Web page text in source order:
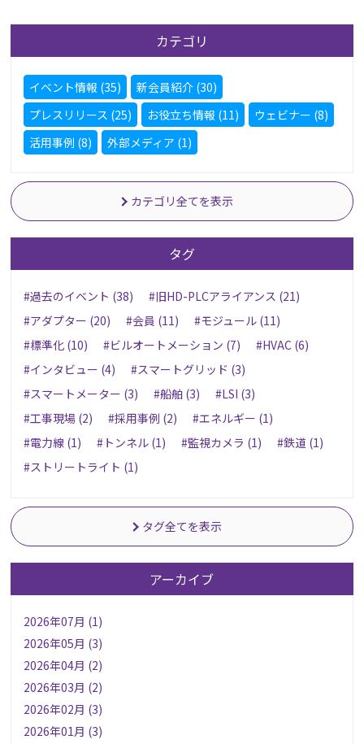
カテゴリ
イベント情報 (35)
新会員紹介 (30)
プレスリリース (25)
お役立ち情報 (11)
ウェビナー (8)
活用事例 (8)
外部メディア (1)
カテゴリ全てを表示
タグ
#過去のイベント (38)
#旧HD-PLCアライアンス (21)
#アダプター (20)
#会員 (11)
#モジュール (11)
#標準化 (10)
#ビルオートメーション (7)
#HVAC (6)
#インタビュー (4)
#スマートグリッド (3)
#スマートメーター (3)
#船舶 (3)
#LSI (3)
#工事現場 (2)
#採用事例 (2)
#エネルギー (1)
#電力線 (1)
#トンネル (1) #監視カメラ (1)
#鉄道 (1)
#ストリートライト (1)
タグ全てを表示
アーカイブ
2026年07月 (1)
2026年05月 (3)
2026年04月 (2)
2026年03月 (2)
2026年02月 (3)
2026年01月 (3)